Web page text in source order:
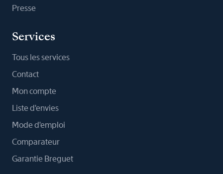
Presse
Services
Tous les services
Contact
Mon compte
Liste d'envies
Mode d'emploi
Comparateur
Garantie Breguet